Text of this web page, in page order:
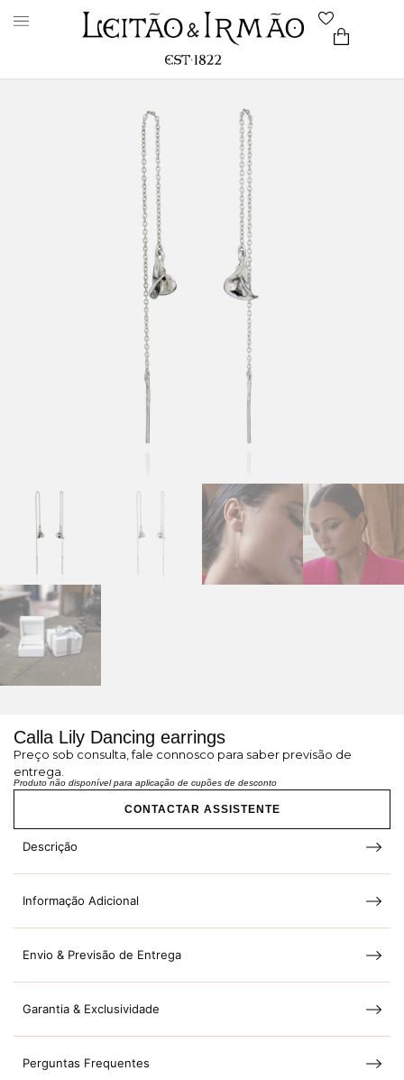
Calla Lily Dancing earrings
Preço sob consulta, fale connosco para saber previsão de
entrega.
Produto não disponível para aplicação de cupões de desconto
CONTACTAR ASSISTENTE
Descrição
Informação Adicional
Envio & Previsão de Entrega
Garantia & Exclusividade
Perguntas Frequentes